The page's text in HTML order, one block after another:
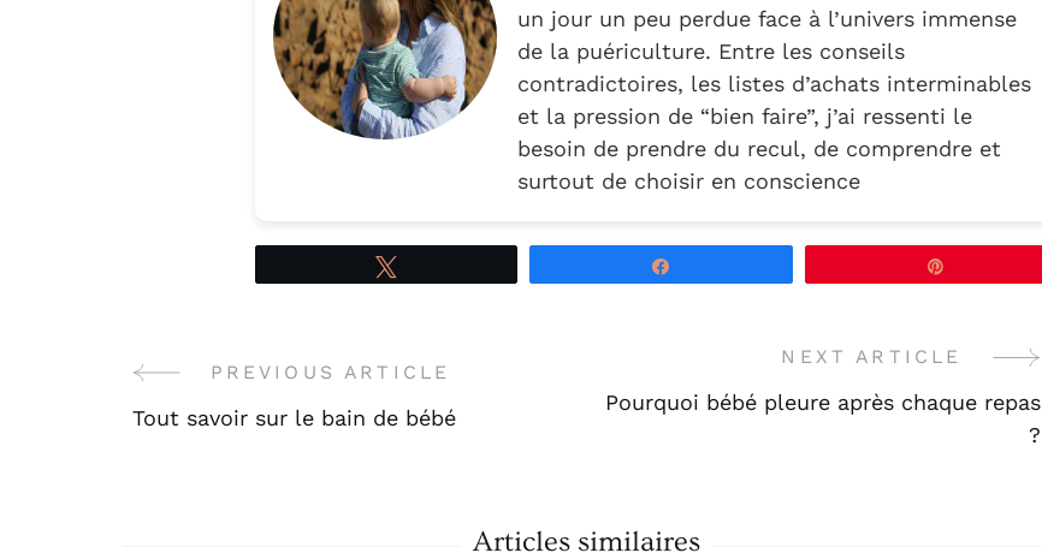
un jour un peu perdue face à l’univers immense
de la puériculture. Entre les conseils
contradictoires, les listes d’achats interminables
et la pression de “bien faire”, j’ai ressenti le
besoin de prendre du recul, de comprendre et
surtout de choisir en conscience
Post
Navigation
PREVIOUS ARTICLE
Tout savoir sur le bain de bébé
NEXT ARTICLE
Pourquoi bébé pleure après chaque repas
?
Articles similaires